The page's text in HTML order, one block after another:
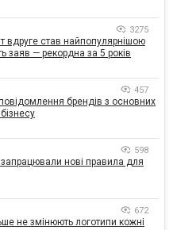
3275
вдруге став найпопулярнішою
заяв — рекордна за 5 років
457
брендів з основних
598
нові правила для
672
не змінюють логотипи кожні